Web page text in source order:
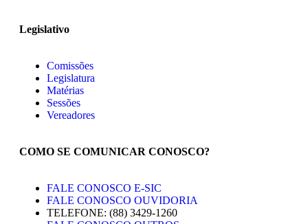
Legislativo
Comissões
Legislatura
Matérias
Sessões
Vereadores
COMO SE COMUNICAR CONOSCO?
FALE CONOSCO E-SIC
FALE CONOSCO OUVIDORIA
TELEFONE: (88) 3429-1260